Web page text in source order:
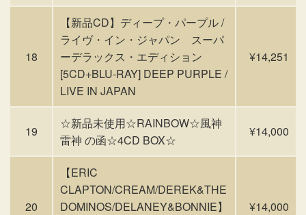
18
【新品CD】ディープ・パープル /
ライヴ・イン・ジャパン スーパ
ーデラックス・エディション
[5CD+BLU-RAY] DEEP PURPLE /
LIVE IN JAPAN
¥14,251
19
☆新品未使用☆RAINBOW☆風神
雷神 の函☆4CD BOX☆
¥14,000
20
【ERIC
CLAPTON/CREAM/DEREK&THE
DOMINOS/DELANEY&BONNIE】
¥14,000